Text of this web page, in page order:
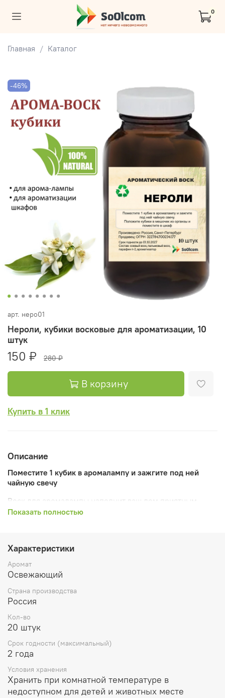
0
Главная Каталог
-46%
арт. неро01
Нероли, кубики восковые для ароматизации, 10
штук
150 ₽ 280 ₽
В корзину
Купить в 1 клик
Описание
Поместите 1 кубик в аромалампу и зажгите под ней
чайную свечу
Воск для аромалампы наполнит ваш дом приятным
ароматом. Вы можете в любой момент заменить воск
Никогда не оставляйте расплавленный воск в
аромалампе без присмотра или вблизи
легковоспламеняющихся предметов. Не храните в
доступном для детей и животных месте.
Показать полностью
Характеристики
Аромат
Освежающий
Страна производства
Россия
Кол-во
20 штук
Срок годности (максимальный)
2 года
Условия хранения
Хранить при комнатной температуре в
недоступном для детей и животных месте